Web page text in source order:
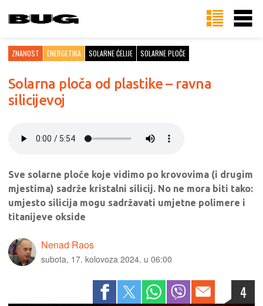
ZNANOST ENERGETIKA SOLARNE ĆELIJE SOLARNE PLOČE
Solarna ploča od plastike – ravna
silicijevoj
Sve solarne ploče koje vidimo po krovovima (i drugim
mjestima) sadrže kristalni silicij. No ne mora biti tako:
umjesto silicija mogu sadržavati umjetne polimere i
titanijeve okside
Nenad Raos
subota, 17. kolovoza 2024. u 06:00
4